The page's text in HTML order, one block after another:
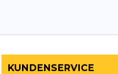
KUNDENSERVICE